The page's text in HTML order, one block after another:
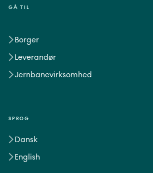
GÅ TIL
Borger
Leverandør
Jernbanevirksomhed
SPROG
Dansk
English